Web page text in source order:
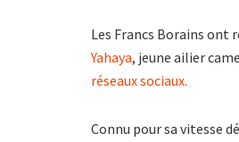
Les Francs Borains ont
Yahaya, jeune ailier
réseaux sociaux.
Connu pour sa vitesse